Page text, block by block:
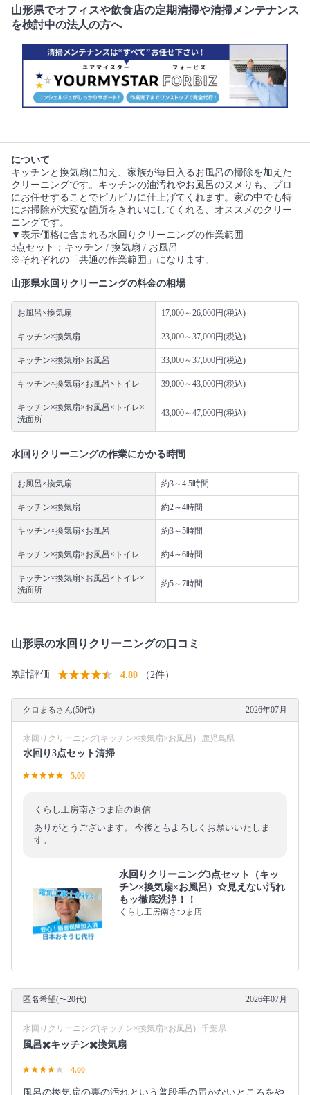
山形県でオフィスや飲食店の定期清掃や清掃メンテナンス
を検討中の法人の方へ
について
キッチンと換気扇に加え、家族が毎日入るお風呂の掃除を加えた
クリーニングです。キッチンの油汚れやお風呂のヌメりも、プロ
にお任せすることでピカピカに仕上げてくれます。家の中でも特
にお掃除が大変な箇所をきれいにしてくれる、オススメのクリー
ニングです。
▼表示価格に含まれる水回りクリーニングの作業範囲
3点セット：キッチン / 換気扇 / お風呂
※それぞれの「共通の作業範囲」になります。
山形県水回りクリーニングの料金の相場
お風呂×換気扇 17,000～26,000円(税込)
キッチン×換気扇 23,000～37,000円(税込)
キッチン×換気扇×お風呂 33,000～37,000円(税込)
キッチン×換気扇×お風呂×トイレ 39,000～43,000円(税込)
キッチン×換気扇×お風呂×トイレ×
洗面所
43,000～47,000円(税込)
水回りクリーニングの作業にかかる時間
お風呂×換気扇 約3～4.5時間
キッチン×換気扇 約2～4時間
キッチン×換気扇×お風呂 約3～5時間
キッチン×換気扇×お風呂×トイレ 約4～6時間
キッチン×換気扇×お風呂×トイレ×
洗面所
約5～7時間
山形県の水回りクリーニングの口コミ
累計評価 4.80 （2件）
クロまるさん(50代) 2026年07月
水回りクリーニング(キッチン×換気扇×お風呂) | 鹿児島県
水回り3点セット清掃
5.00
くらし工房南さつま店の返信
ありがとうございます。 今後ともよろしくお願いいたしま
す。
水回りクリーニング3点セット（キッ
チン×換気扇×お風呂）☆見えない汚れ
もッ徹底洗浄！！
くらし工房南さつま店
匿名希望(〜20代) 2026年07月
水回りクリーニング(キッチン×換気扇×お風呂) | 千葉県
風呂✖️キッチン✖️換気扇
4.00
風呂の換気扇の裏の汚れという普段手の届かないところをや